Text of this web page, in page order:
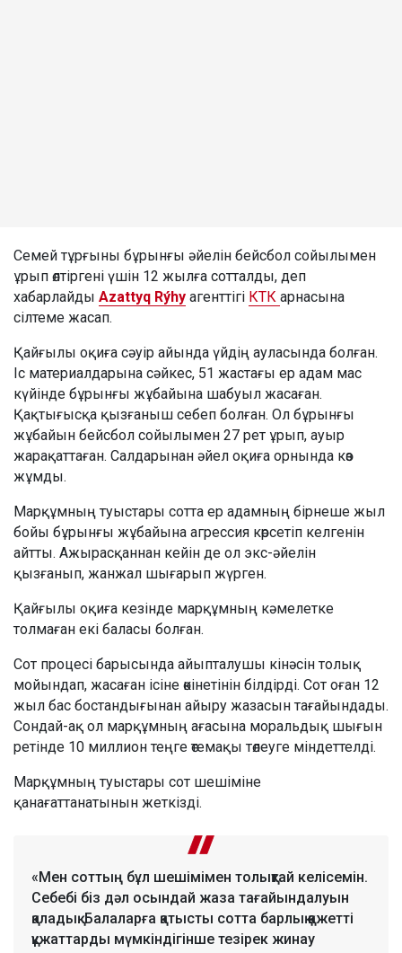
Семей тұрғыны бұрынғы әйелін бейсбол сойылымен
ұрып өлтіргені үшін 12 жылға сотталды, деп
хабарлайды Azattyq Rýhy агенттігі КТК арнасына
сілтеме жасап.
Қайғылы оқиға сәуір айында үйдің ауласында болған.
Іс материалдарына сәйкес, 51 жастағы ер адам мас
күйінде бұрынғы жұбайына шабуыл жасаған.
Қақтығысқа қызғаныш себеп болған. Ол бұрынғы
жұбайын бейсбол сойылымен 27 рет ұрып, ауыр
жарақаттаған. Салдарынан әйел оқиға орнында көз
жұмды.
Марқұмның туыстары сотта ер адамның бірнеше жыл
бойы бұрынғы жұбайына агрессия көрсетіп келгенін
айтты. Ажырасқаннан кейін де ол экс-әйелін
қызғанып, жанжал шығарып жүрген.
Қайғылы оқиға кезінде марқұмның кәмелетке
толмаған екі баласы болған.
Сот процесі барысында айыпталушы кінәсін толық
мойындап, жасаған ісіне өкінетінін білдірді. Сот оған 12
жыл бас бостандығынан айыру жазасын тағайындады.
Сондай-ақ ол марқұмның ағасына моральдық шығын
ретінде 10 миллион теңге өтемақы төлеуге міндеттелді.
Марқұмның туыстары сот шешіміне
қанағаттанатынын жеткізді.
«Мен соттың бұл шешімімен толықтай келісемін.
Себебі біз дәл осындай жаза тағайындалуын
қаладық. Балаларға қатысты сотта барлық қажетті
құжаттарды мүмкіндігінше тезірек жинау